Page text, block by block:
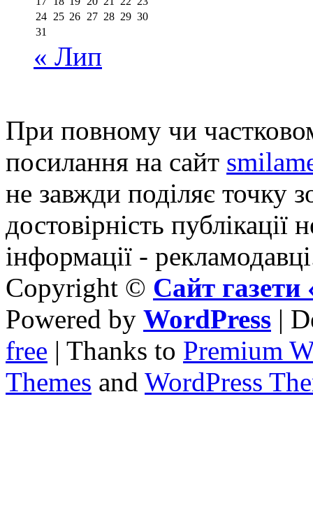
24 25 26 27 28 29 30
31
« Лип
При повному чи
посилання на сайт
не завжди поділяє точку
достовірність публікації
інформації -
Copyright © Сайт
Powered by WordPress |
free | Thanks to Premium
Themes and WordPress